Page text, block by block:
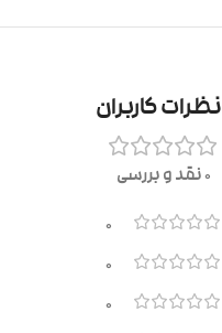
نظرات کاربران
0 نقد و بررسی
0
0
0